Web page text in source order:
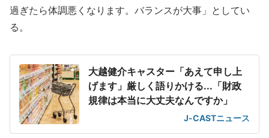
過ぎたら体調悪くなります。バランスが大事」としてい
る。
大越健介キャスター「あえて申し上
げます」厳しく語りかける...「財政
規律は本当に大丈夫なんですか」
J-CASTニュース